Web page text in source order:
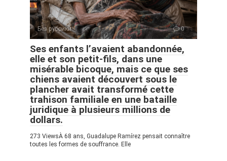
Без рубрики 0
Ses enfants l’avaient abandonnée,
elle et son petit-fils, dans une
misérable bicoque, mais ce que ses
chiens avaient découvert sous le
plancher avait transformé cette
trahison familiale en une bataille
juridique à plusieurs millions de
dollars.
273 ViewsÀ 68 ans, Guadalupe Ramírez pensait connaître
toutes les formes de souffrance. Elle